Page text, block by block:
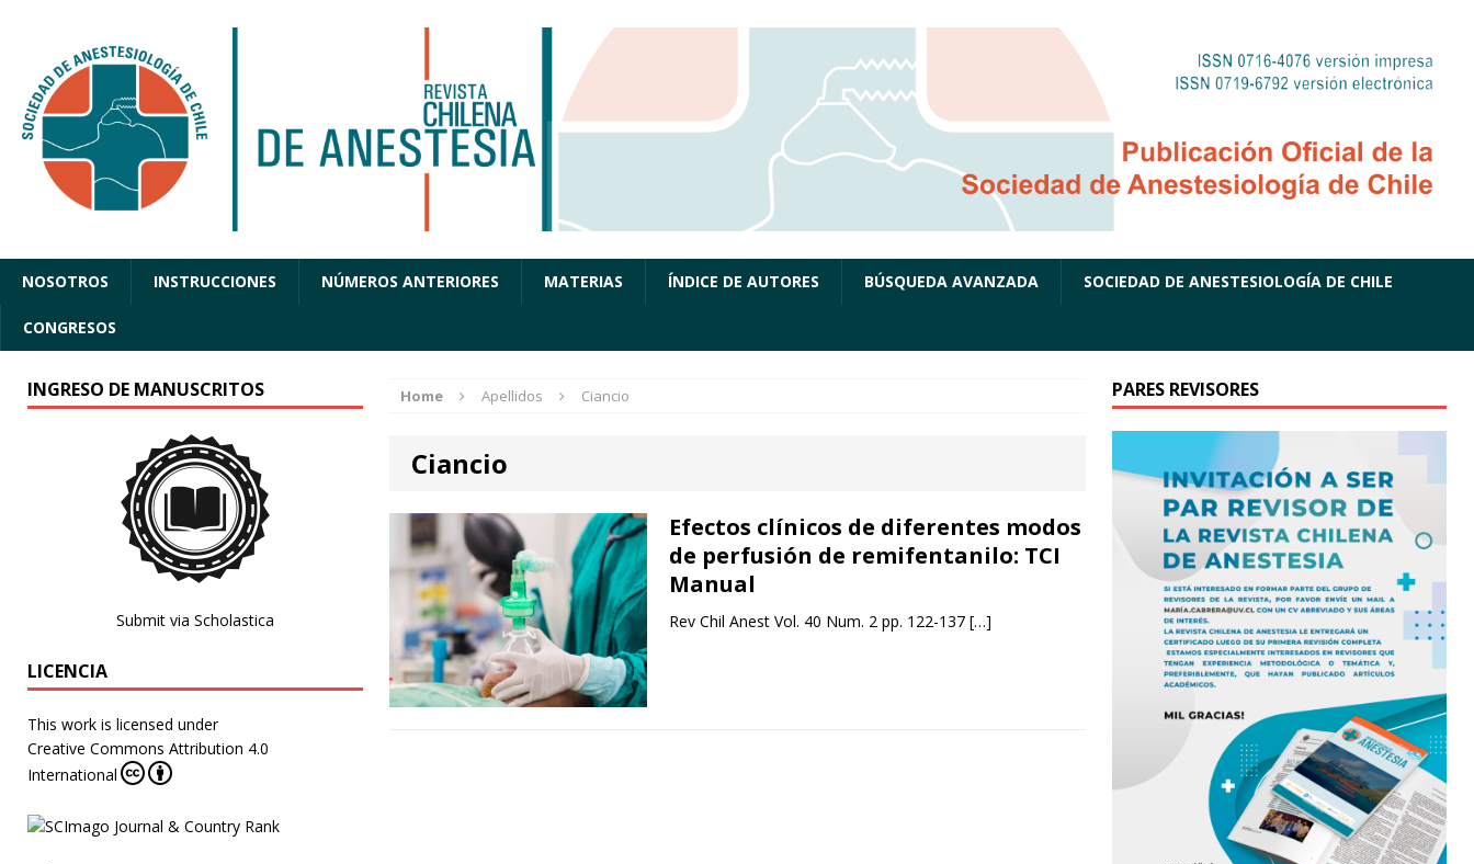
NOSOTROS INSTRUCCIONES NÚMEROS ANTERIORES MATERIAS ÍNDICE DE AUTORES BÚSQUEDA AVANZADA SOCIEDAD DE ANESTESIOLOGÍA DE CHILE
CONGRESOS
Home Apellidos Ciancio
Ciancio
Efectos clínicos de diferentes modos
de perfusión de remifentanilo: TCI
Manual
Rev Chil Anest Vol. 40 Num. 2 pp. 122-137 […]
INGRESO DE MANUSCRITOS
Submit via Scholastica
LICENCIA
This work is licensed under
Creative Commons Attribution 4.0
International
PARES REVISORES